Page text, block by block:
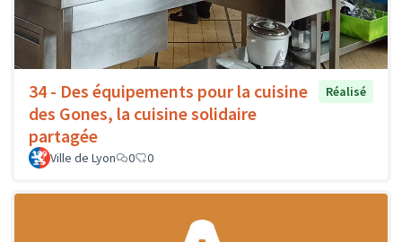
34 - Des équipements pour la cuisine
des Gones, la cuisine solidaire
partagée
Réalisé
Ville de Lyon 0 0